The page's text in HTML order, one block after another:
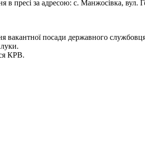
за адресою: с. Манжосівка, вул.
посади державного службовця
КРВ.